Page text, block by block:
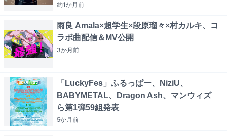
約1か月前
雨良 Amala×超学生×段原瑠々×村カルキ、コ
ラボ曲配信＆MV公開
3か月前
「LuckyFes」ふるっぱー、NiziU、
BABYMETAL、Dragon Ash、マンウィズ
ら第1弾59組発表
5か月前